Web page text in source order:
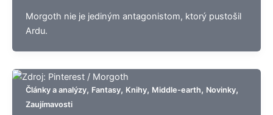
Morgoth nie je jediným antagonistom, ktorý pustošil
Ardu.
Články a analýzy, Fantasy, Knihy, Middle-earth, Novinky,
Zaujímavosti